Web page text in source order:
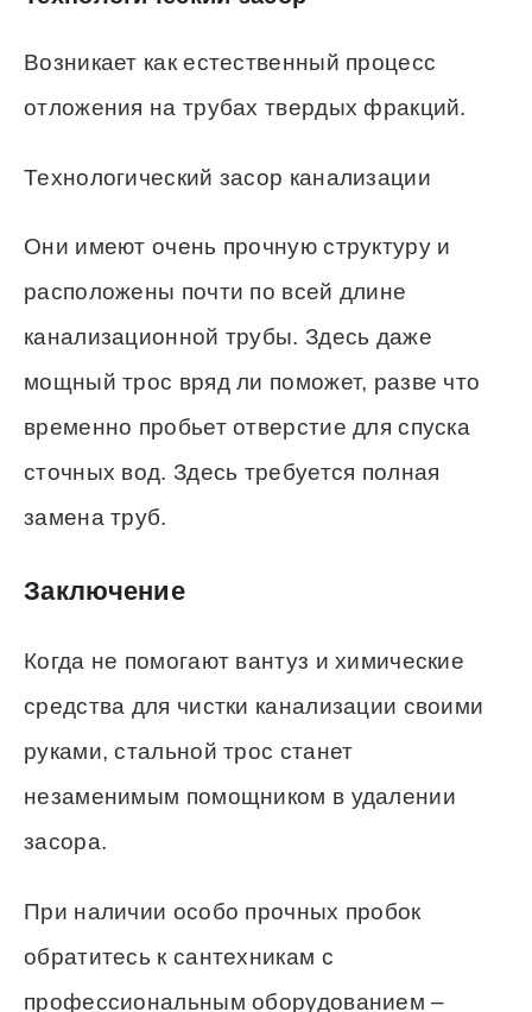
Возникает как естественный процесс
отложения на трубах твердых фракций.
Технологический засор канализации
Они имеют очень прочную структуру и
расположены почти по всей длине
канализационной трубы. Здесь даже
мощный трос вряд ли поможет, разве что
временно пробьет отверстие для спуска
сточных вод. Здесь требуется полная
замена труб.
Заключение
Когда не помогают вантуз и химические
средства для чистки канализации своими
руками, стальной трос станет
незаменимым помощником в удалении
засора.
При наличии особо прочных пробок
обратитесь к сантехникам с
профессиональным оборудованием –